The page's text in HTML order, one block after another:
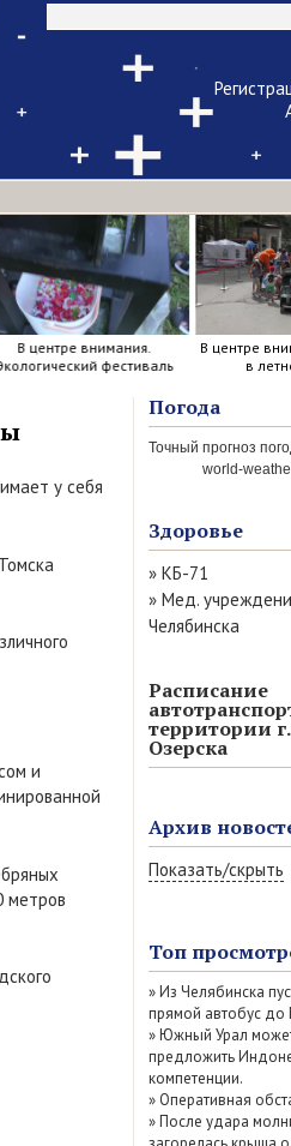
Чужой
Напомнить
В центре внимания.
фестиваль
В центре
в
у себя
и
метров
Погода
world-
Здоровье
» КБ-71
» Мед.
Челябинска
Расписание
территории г.
Озерска
Архив
Показать/скрыть
Июль 2026 (77)
Июнь 2026 (52)
Май 2026 (69)
Апрель 2026
Март 2026 (79)
Показать /
архив
Топ
»Из Челябинска
прямой автобус
»Южный Урал
предложить
компетенции.
» Оперативная
»После удара